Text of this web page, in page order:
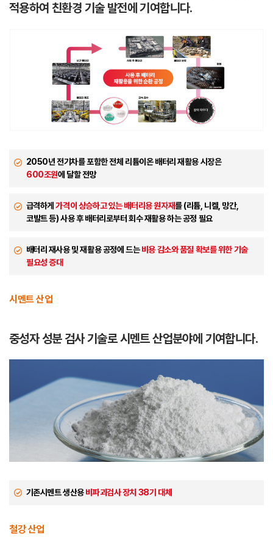
적용하여 친환경 기술 발전에 기여합니다.
2050년 전기차를 포함한 전체 리튬이온 배터리 재활용 시장은
600조원에 달할 전망
급격하게가격이 상승하고 있는 배터리용 원자재를 (리튬, 니켈, 망간,
코발트 등) 사용 후 배터리로부터 회수 재활용 하는 공정 필요
배터리 재사용 및 재활용 공정에 드는비용 감소와 품질 확보를 위한 기술
필요성 증대
시멘트 산업
중성자 성분 검사 기술로시멘트 산업분야에 기여합니다.
기존시멘트 생산용비파괴검사 장치 38기 대체
철강 산업